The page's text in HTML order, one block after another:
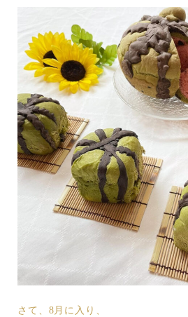
さて、8月に入り、